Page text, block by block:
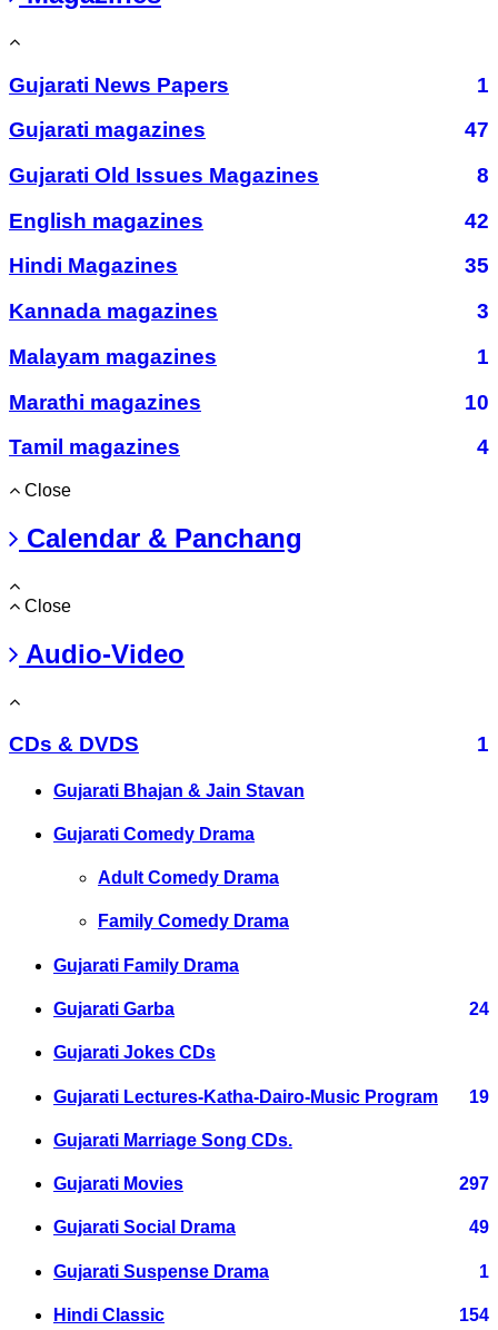
Gujarati News Papers
1
Gujarati magazines
47
Gujarati Old Issues Magazines
8
English magazines
42
Hindi Magazines
35
Kannada magazines
3
Malayam magazines
1
Marathi magazines
10
Tamil magazines
4
Close
Calendar & Panchang
Close
Audio-Video
CDs & DVDS 1
Gujarati Bhajan & Jain Stavan
Gujarati Comedy Drama
Adult Comedy Drama
Family Comedy Drama
Gujarati Family Drama
Gujarati Garba 24
Gujarati Jokes CDs
Gujarati Lectures-Katha-Dairo-Music Program 19
Gujarati Marriage Song CDs.
Gujarati Movies 297
Gujarati Social Drama 49
Gujarati Suspense Drama 1
Hindi Classic 154